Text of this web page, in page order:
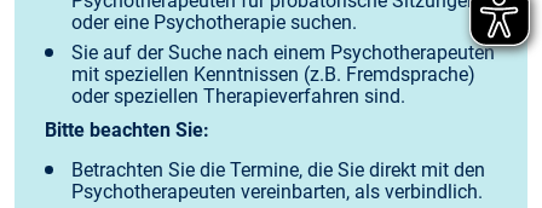
oder eine Psychotherapie suchen.
Sie auf der Suche nach einem Psychotherapeuten
mit speziellen Kenntnissen (z.B. Fremdsprache)
oder speziellen Therapieverfahren sind.
Bitte beachten Sie:
Betrachten Sie die Termine, die Sie direkt mit den
Psychotherapeuten vereinbarten, als verbindlich.